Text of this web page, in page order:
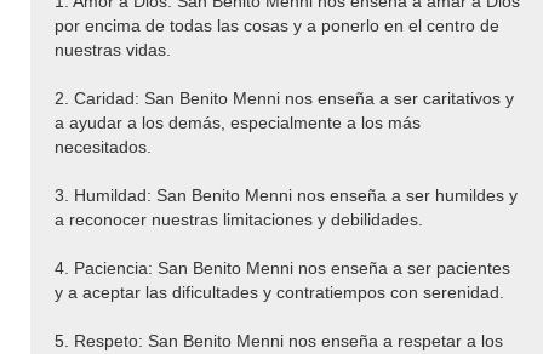
por encima de todas las cosas y a ponerlo en el centro de
nuestras vidas.
2. Caridad: San Benito Menni nos enseña a ser caritativos y
a ayudar a los demás, especialmente a los más
necesitados.
3. Humildad: San Benito Menni nos enseña a ser humildes y
a reconocer nuestras limitaciones y debilidades.
4. Paciencia: San Benito Menni nos enseña a ser pacientes
y a aceptar las dificultades y contratiempos con serenidad.
5. Respeto: San Benito Menni nos enseña a respetar a los